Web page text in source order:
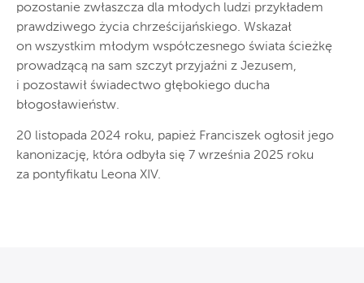
pozostanie zwłaszcza dla młodych ludzi przykładem
prawdziwego życia chrześcijańskiego. Wskazał
on wszystkim młodym współczesnego świata ścieżkę
prowadzącą na sam szczyt przyjaźni z Jezusem,
i pozostawił świadectwo głębokiego ducha
błogosławieństw.
20 listopada 2024 roku, papież Franciszek ogłosił jego
kanonizację, która odbyła się 7 września 2025 roku
za pontyfikatu Leona XIV.